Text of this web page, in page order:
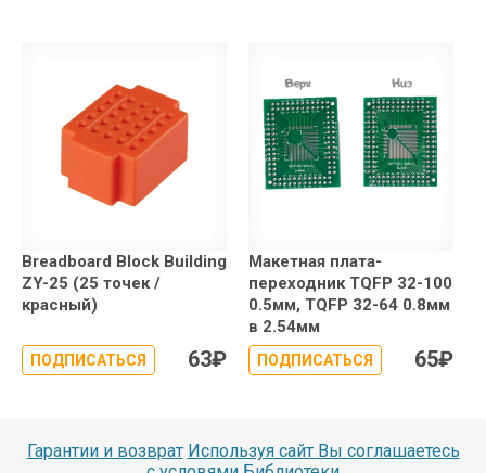
Breadboard Block Building
ZY-25 (25 точек /
красный)
ПОДПИСАТЬСЯ 63₽
Макетная плата-
переходник TQFP 32-100
0.5мм, TQFP 32-64 0.8мм
в 2.54мм
ПОДПИСАТЬСЯ 65₽
Гарантии и возврат Используя сайт Вы соглашаетесь